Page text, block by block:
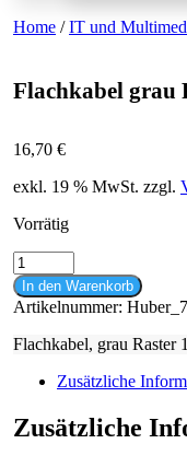
Home /IT und
Flachkabel grau
16,70 €
exkl. 19 % MwSt. zzgl.
Vorrätig
Flachkabel
grau
Raster
1,27mm
20
10m
In den Warenkorb
Artikelnummer:
Flachkabel, grau Raster
Zusätzliche
Zusätzliche